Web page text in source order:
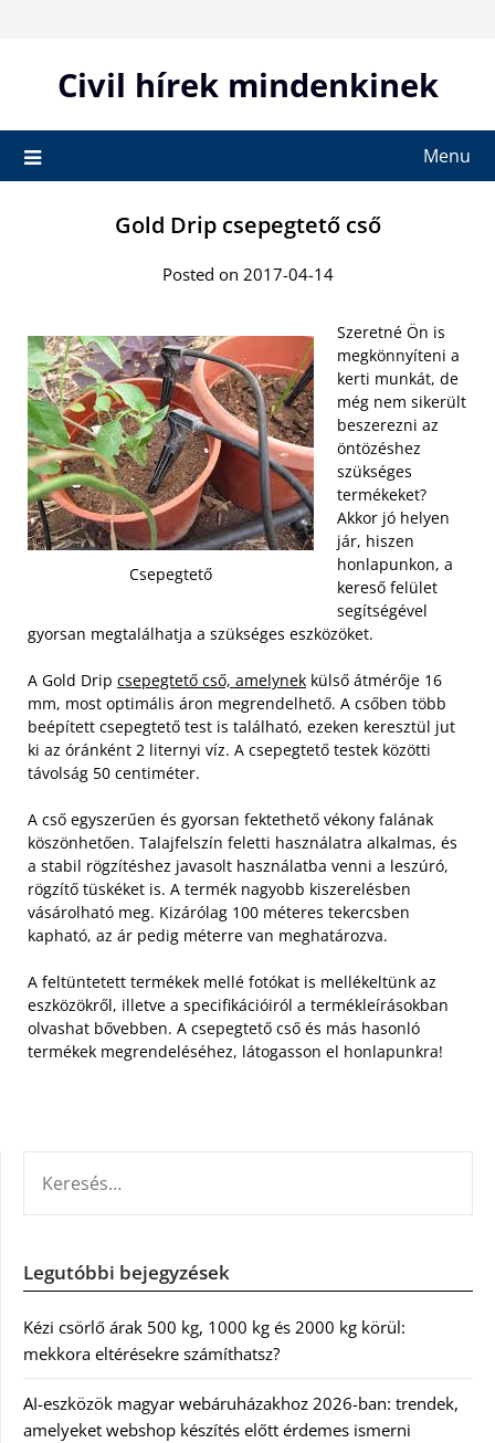
contentCivil hírek mindenkinek
Menu
Gold Drip csepegtető cső
Posted on 2017-04-14
Csepegtető
Szeretné Ön is
megkönnyíteni a
kerti munkát, de
még nem sikerült
beszerezni az
öntözéshez
szükséges
termékeket?
Akkor jó helyen
jár, hiszen
honlapunkon, a
kereső felület
segítségével
gyorsan megtalálhatja a szükséges eszközöket.
A Gold Drip csepegtető cső, amelynek külső átmérője 16
mm, most optimális áron megrendelhető. A csőben több
beépített csepegtető test is található, ezeken keresztül jut
ki az óránként 2 liternyi víz. A csepegtető testek közötti
távolság 50 centiméter.
A cső egyszerűen és gyorsan fektethető vékony falának
köszönhetően. Talajfelszín feletti használatra alkalmas, és
a stabil rögzítéshez javasolt használatba venni a leszúró,
rögzítő tüskéket is. A termék nagyobb kiszerelésben
vásárolható meg. Kizárólag 100 méteres tekercsben
kapható, az ár pedig méterre van meghatározva.
A feltüntetett termékek mellé fotókat is mellékeltünk az
eszközökről, illetve a specifikációiról a termékleírásokban
olvashat bővebben. A csepegtető cső és más hasonló
termékek megrendeléséhez, látogasson el honlapunkra!
Legutóbbi bejegyzések
Kézi csörlő árak 500 kg, 1000 kg és 2000 kg körül:
mekkora eltérésekre számíthatsz?
AI-eszközök magyar webáruházakhoz 2026-ban: trendek,
amelyeket webshop készítés előtt érdemes ismerni